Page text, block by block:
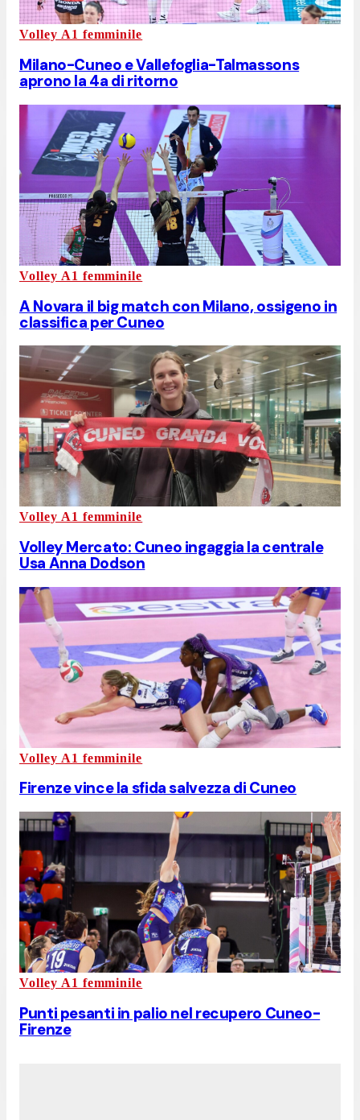
Volley A1 femminile
Milano-Cuneo e Vallefoglia-Talmassons
aprono la 4a di ritorno
Volley A1 femminile
A Novara il big match con Milano, ossigeno in
classifica per Cuneo
Volley A1 femminile
Volley Mercato: Cuneo ingaggia la centrale
Usa Anna Dodson
Volley A1 femminile
Firenze vince la sfida salvezza di Cuneo
Volley A1 femminile
Punti pesanti in palio nel recupero Cuneo-
Firenze